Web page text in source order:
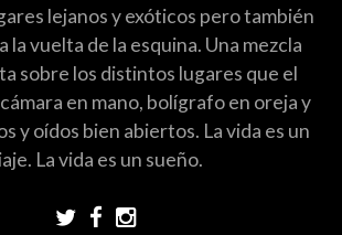
lejanos y exóticos pero también
la vuelta de la esquina. Una mezcla
sobre los distintos lugares que el
en mano, bolígrafo en oreja y
y oídos bien abiertos. La vida es un
La vida es un sueño.